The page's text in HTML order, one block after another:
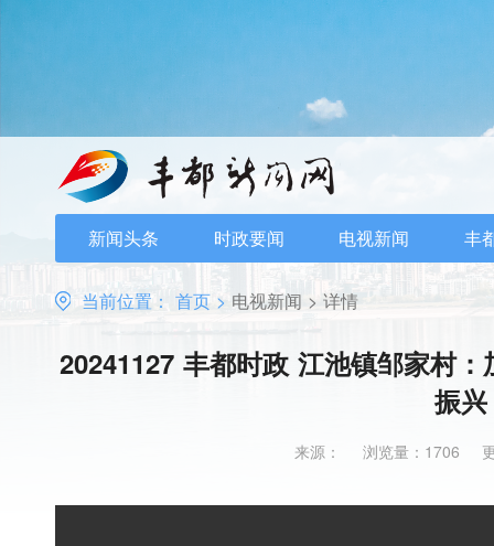
新闻头条 时政要闻 电视新闻 丰
当前位置： 首页 > 电视新闻 > 详情
20241127 丰都时政 江池镇邹家村
振兴
来源： 浏览量：1706